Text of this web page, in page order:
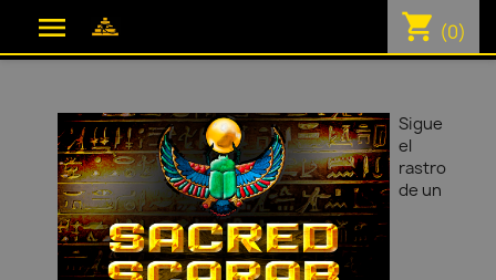
 shopping_cart (0)
Sigue
el
rastro
de un